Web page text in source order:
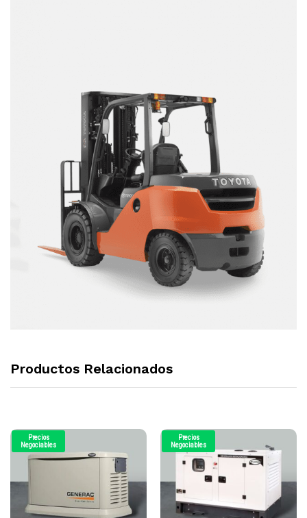
Productos Relacionados
Precios
Negociables
Precios
Negociables